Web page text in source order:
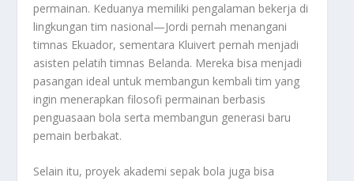
permainan. Keduanya memiliki pengalaman bekerja di
lingkungan tim nasional—Jordi pernah menangani
timnas Ekuador, sementara Kluivert pernah menjadi
asisten pelatih timnas Belanda. Mereka bisa menjadi
pasangan ideal untuk membangun kembali tim yang
ingin menerapkan filosofi permainan berbasis
penguasaan bola serta membangun generasi baru
pemain berbakat.
Selain itu, proyek akademi sepak bola juga bisa